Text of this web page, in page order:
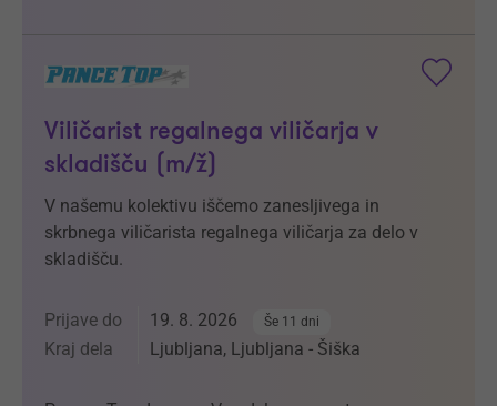
Viličarist regalnega viličarja v
skladišču (m/ž)
V našemu kolektivu iščemo zanesljivega in
skrbnega viličarista regalnega viličarja za delo v
skladišču.
Prijave do 19. 8. 2026 Še 11 dni
Kraj dela Ljubljana, Ljubljana - Šiška